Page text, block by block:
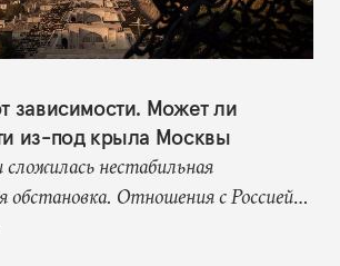
зависимости. Может ли
из-под крыла Москвы
нестабильная
обстановка. Отношения с Россией
напряженными, но страна по-